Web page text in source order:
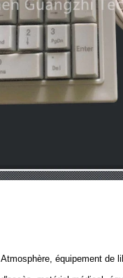
Atmosphère, équipement de